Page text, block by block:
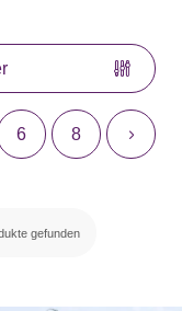
Sets
6 8
gefunden